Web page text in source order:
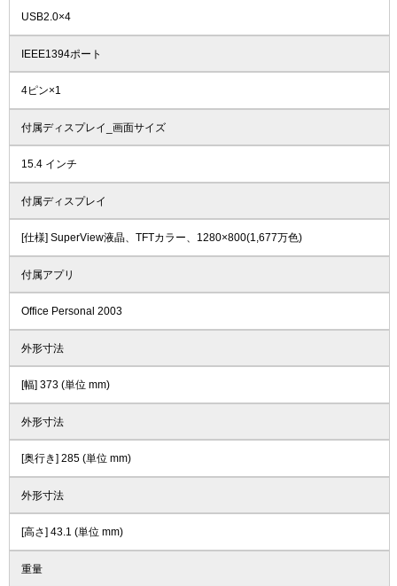
USB2.0×4
IEEE1394ポート
4ピン×1
付属ディスプレイ_画面サイズ
15.4 インチ
付属ディスプレイ
[仕様] SuperView液晶、TFTカラー、1280×800(1,677万色)
付属アプリ
Office Personal 2003
外形寸法
[幅] 373 (単位 mm)
外形寸法
[奥行き] 285 (単位 mm)
外形寸法
[高さ] 43.1 (単位 mm)
重量